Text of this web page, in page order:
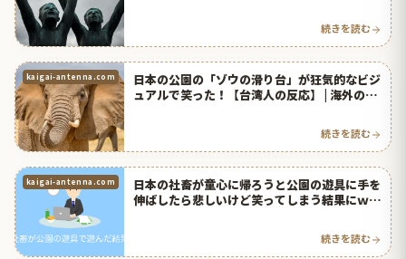
続きを読む
kaigai-antenna.com
日本の公園の「ゾウの滑り台」が狂気的なビジ
ュアルで笑った！【台湾人の反応】 | 海外の反
続きを読む
kaigai-antenna.com
日本の社畜が童心に帰ろうと公園の遊具に手を
伸ばしたら悲しいけど笑ってしまう結果にｗｗ
続きを読む